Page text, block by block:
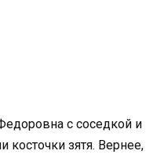
с соседкой и
зятя. Вернее,